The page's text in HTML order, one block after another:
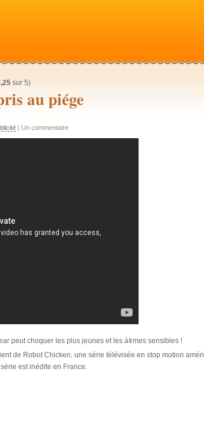
sur 5)
au piége
| Un commentaire
peut choquer les plus jeunes et les à¢mes sensibles !
de Robot Chicken, une série télévisée en stop motion
est inédite en France.